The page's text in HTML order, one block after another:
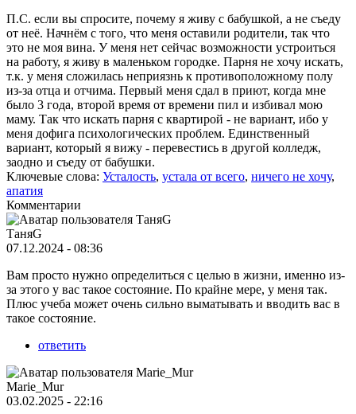
П.С. если вы спросите, почему я живу с бабушкой, а не съеду
от неё. Начнём с того, что меня оставили родители, так что
это не моя вина. У меня нет сейчас возможности устроиться
на работу, я живу в маленьком городке. Парня не хочу искать,
т.к. у меня сложилась неприязнь к противоположному полу
из-за отца и отчима. Первый меня сдал в приют, когда мне
было 3 года, второй время от времени пил и избивал мою
маму. Так что искать парня с квартирой - не вариант, ибо у
меня дофига психологических проблем. Единственный
вариант, который я вижу - перевестись в другой колледж,
заодно и съеду от бабушки.
Ключевые слова: Усталость, устала от всего, ничего не хочу,
апатия
Комментарии
ТаняG
07.12.2024 - 08:36
Вам просто нужно определиться с целью в жизни, именно из-
за этого у вас такое состояние. По крайне мере, у меня так.
Плюс учеба может очень сильно выматывать и вводить вас в
такое состояние.
ответить
Marie_Mur
03.02.2025 - 22:16